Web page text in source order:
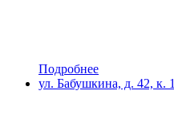
Подробнее
ул. Бабушкина, д. 42, к. 1